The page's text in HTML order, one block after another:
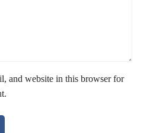
and website in this browser for